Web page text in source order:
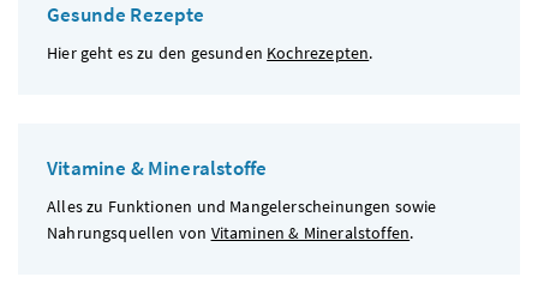
Gesunde Rezepte
Hier geht es zu den gesunden Kochrezepten.
Vitamine & Mineralstoffe
Alles zu Funktionen und Mangelerscheinungen sowie
Nahrungsquellen von Vitaminen & Mineralstoffen.